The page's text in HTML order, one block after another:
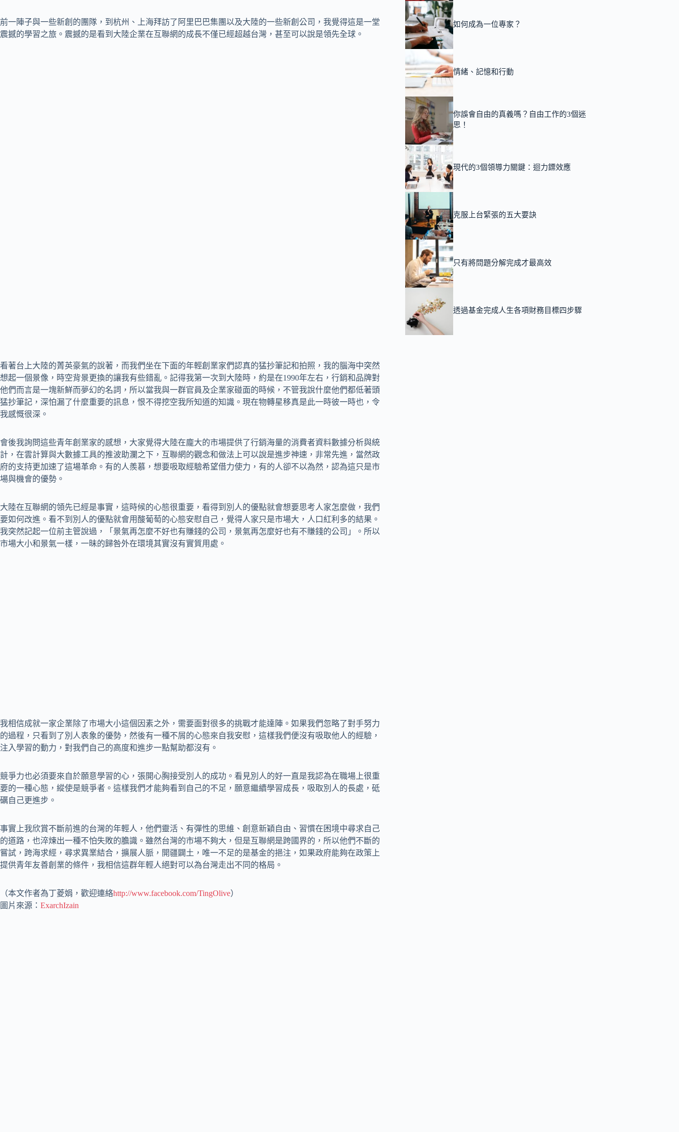
前一陣子與一些新創的團隊，到杭州、上海拜訪了阿里巴巴集團以及大陸的一些新創公司，我覺得這是一堂
震撼的學習之旅。震撼的是看到大陸企業在互聯網的成長不僅已經超越台灣，甚至可以說是領先全球。
看著台上大陸的菁英豪氣的說著，而我們坐在下面的年輕創業家們認真的猛抄筆記和拍照，我的腦海中突然
想起一個景像，時空背景更換的讓我有些錯亂。記得我第一次到大陸時，約是在1990年左右，行銷和品牌對
他們而言是一塊新鮮而夢幻的名詞，所以當我與一群官員及企業家碰面的時候，不管我說什麼他們都低著頭
猛抄筆記，深怕漏了什麼重要的訊息，恨不得挖空我所知道的知識。現在物轉星移真是此一時彼一時也，令
我感慨很深。
會後我詢問這些青年創業家的感想，大家覺得大陸在龐大的市場提供了行銷海量的消費者資料數據分析與統
計，在雲計算與大數據工具的推波助瀾之下，互聯網的觀念和做法上可以說是進步神速，非常先進，當然政
府的支持更加速了這場革命。有的人羨慕，想要吸取經驗希望借力使力，有的人卻不以為然，認為這只是市
場與機會的優勢。
大陸在互聯網的領先已經是事實，這時候的心態很重要，看得到別人的優點就會想要思考人家怎麼做，我們
要如何改進。看不到別人的優點就會用酸葡萄的心態安慰自己，覺得人家只是市場大，人口紅利多的結果。
我突然記起一位前主管說過，「景氣再怎麼不好也有賺錢的公司，景氣再怎麼好也有不賺錢的公司」。所以
市場大小和景氣一樣，一昧的歸咎外在環境其實沒有實質用處。
我相信成就一家企業除了市場大小這個因素之外，需要面對很多的挑戰才能達陣。如果我們忽略了對手努力
的過程，只看到了別人表象的優勢，然後有一種不屑的心態來自我安慰，這樣我們便沒有吸取他人的經驗，
注入學習的動力，對我們自己的高度和進步一點幫助都沒有。
競爭力也必須要來自於願意學習的心，張開心胸接受別人的成功。看見別人的好一直是我認為在職場上很重
要的一種心態，縱使是競爭者。這樣我們才能夠看到自己的不足，願意繼續學習成長，吸取別人的長處，砥
礪自己更進步。
事實上我欣賞不斷前進的台灣的年輕人，他們靈活、有彈性的思維、創意新穎自由、習慣在困境中尋求自己
的道路，也淬煉出一種不怕失敗的膽識。雖然台灣的市場不夠大，但是互聯網是跨國界的，所以他們不斷的
嘗試，跨海求經，尋求異業結合，擴展人脈，開疆闢土，唯一不足的是基金的挹注，如果政府能夠在政策上
提供青年友善創業的條件，我相信這群年輕人絕對可以為台灣走出不同的格局。
（本文作者為丁菱娟，歡迎連絡http://www.facebook.com/TingOlive）
圖片來源： ExarchIzain
如何成為一位專家？
情緒、記憶和行動
你誤會自由的真義嗎？自由工作的3個迷
思！
現代的3個領導力關鍵：迴力鏢效應
克服上台緊張的五大要訣
只有將問題分解完成才最高效
透過基金完成人生各項財務目標四步驟